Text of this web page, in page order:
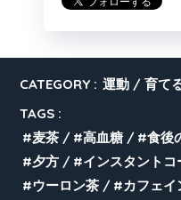
CATEGORY : 運動
育て
TAGS :
麦茶
高血糖 食後
夕方
インスタントコ
ウーロン茶
カフェイ